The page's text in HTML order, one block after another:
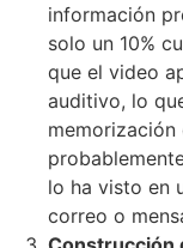
información
solo un 10%
que el video
auditivo, lo
memorización
lo ha visto en
correo o